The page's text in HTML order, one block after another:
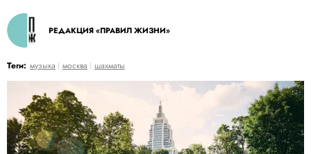
РЕДАКЦИЯ «ПРАВИЛ ЖИЗНИ»
Теги: музыка москва шахматы